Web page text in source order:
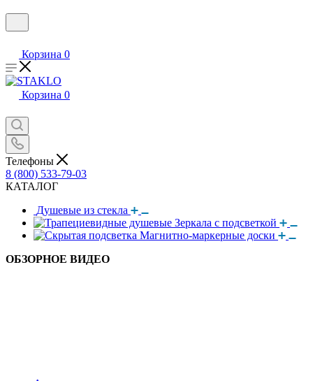
Корзина 0
Корзина 0
Телефоны
8 (800) 533-79-03
КАТАЛОГ
Душевые из стекла
Зеркала с подсветкой
Магнитно-маркерные доски
ОБЗОРНОЕ ВИДЕО